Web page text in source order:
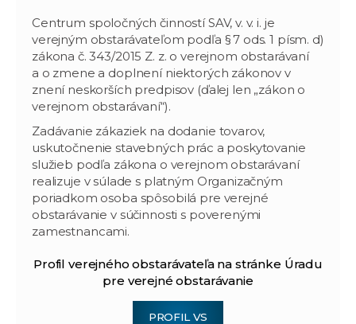
Centrum spoločných činností SAV, v. v. i. je
verejným obstarávateľom podľa § 7 ods. 1 písm. d)
zákona č. 343/2015 Z. z. o verejnom obstarávaní
a o zmene a doplnení niektorých zákonov v
znení neskorších predpisov (ďalej len „zákon o
verejnom obstarávaní“).
Zadávanie zákaziek na dodanie tovarov,
uskutočnenie stavebných prác a poskytovanie
služieb podľa zákona o verejnom obstarávaní
realizuje v súlade s platným Organizačným
poriadkom osoba spôsobilá pre verejné
obstarávanie v súčinnosti s poverenými
zamestnancami.
Profil verejného obstarávateľa na stránke Úradu
pre verejné obstarávanie
PROFIL VS